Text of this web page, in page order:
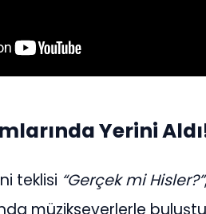
Yerini
teklisi “Gerçek mi Hisler?”